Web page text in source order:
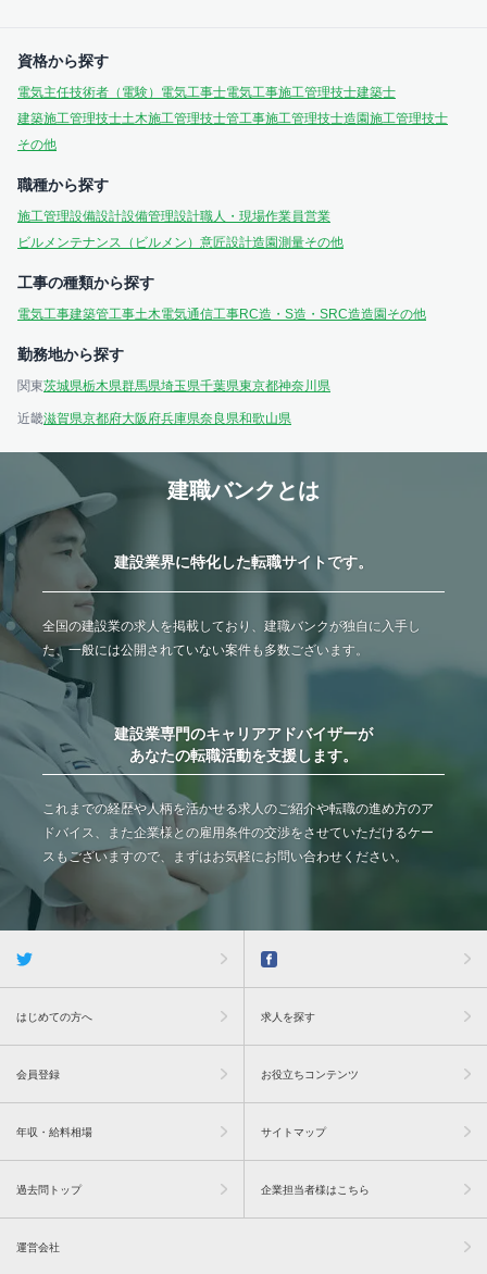
資格から探す
電気主任技術者（電験） 電気工事士電気工事施工管理技士建築士
建築施工管理技士土木施工管理技士管工事施工管理技士造園施工管理技士
その他
職種から探す
施工管理設備設計設備管理設計職人・現場作業員営業
ビルメンテナンス（ビルメン） 意匠設計造園測量その他
工事の種類から探す
電気工事建築管工事土木電気通信工事RC造・S造・SRC造造園 その他
勤務地から探す
関東茨城県栃木県群馬県埼玉県千葉県東京都神奈川県
近畿滋賀県京都府大阪府兵庫県奈良県和歌山県
建職バンクとは
建設業界に特化した転職サイトです。
全国の建設業の求人を掲載しており、建職バンクが独自に入手し
た、一般には公開されていない案件も多数ございます。
建設業専門のキャリアアドバイザーが
あなたの転職活動を支援します。
これまでの経歴や人柄を活かせる求人のご紹介や転職の進め方のア
ドバイス、また企業様との雇用条件の交渉をさせていただけるケー
スもございますので、まずはお気軽にお問い合わせください。
はじめての方へ 求人を探す
会員登録 お役立ちコンテンツ
年収・給料相場 サイトマップ
過去問トップ 企業担当者様はこちら
運営会社